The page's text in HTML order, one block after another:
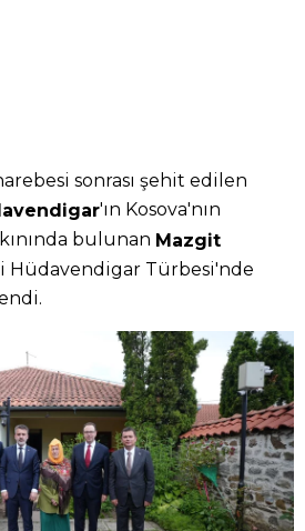
sonrası şehit edilen
'ın Kosova'nın
bulunan Mazgit
Hüdavendigar Türbesi'nde